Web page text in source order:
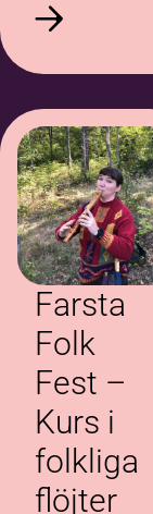
Farsta
Folk
Fest –
Kurs i
folkliga
flöjter